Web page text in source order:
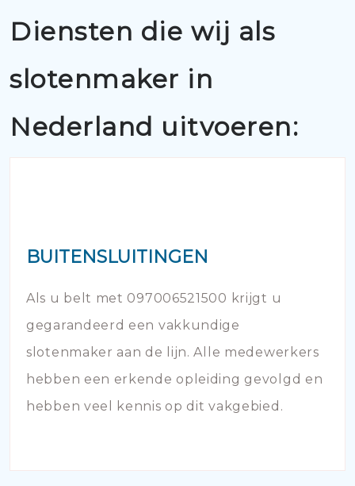
Diensten die wij als
slotenmaker in
Nederland uitvoeren:
BUITENSLUITINGEN
Als u belt met 097006521500 krijgt u
gegarandeerd een vakkundige
slotenmaker aan de lijn. Alle medewerkers
hebben een erkende opleiding gevolgd en
hebben veel kennis op dit vakgebied.